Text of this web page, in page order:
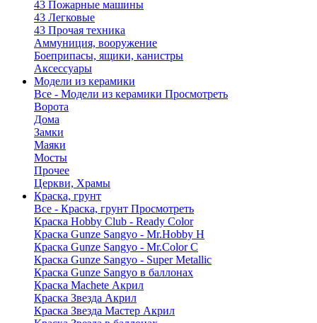
43 Пожарные машины
43 Легковые
43 Прочая техника
Аммуниция, вооружение
Боеприпасы, ящики, канистры
Аксессуары
Модели из керамики
Все - Модели из керамики Просмотреть
Ворота
Дома
Замки
Маяки
Мосты
Прочее
Церкви, Храмы
Краска, грунт
Все - Краска, грунт Просмотреть
Краска Hobby Club - Ready Color
Краска Gunze Sangyo - Mr.Hobby H
Краска Gunze Sangyo - Mr.Color C
Краска Gunze Sangyo - Super Metallic
Краска Gunze Sangyo в баллонах
Краска Machete Акрил
Краска Звезда Акрил
Краска Звезда Мастер Акрил